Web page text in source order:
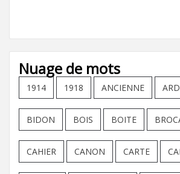
Nuage de mots
1914 1918 ANCIENNE
BIDON BOIS BOITE
CAHIER CANON CARTE